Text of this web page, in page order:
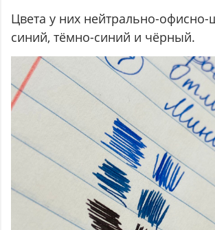
Цвета у них нейтрально-
синий, тёмно-синий и чёрный.